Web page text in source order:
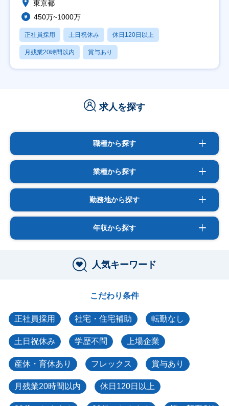
東京都
450万~1000万
正社員採用 土日祝休み 休日120日以上
月残業20時間以内 賞与あり
求人を探す
職種から探す
業種から探す
勤務地から探す
年収から探す
人気キーワード
こだわり条件
正社員採用 社宅・住宅補助 転勤なし
土日祝休み 学歴不問 上場企業
産休・育休あり フレックス 賞与あり
月残業20時間以内 休日120日以上